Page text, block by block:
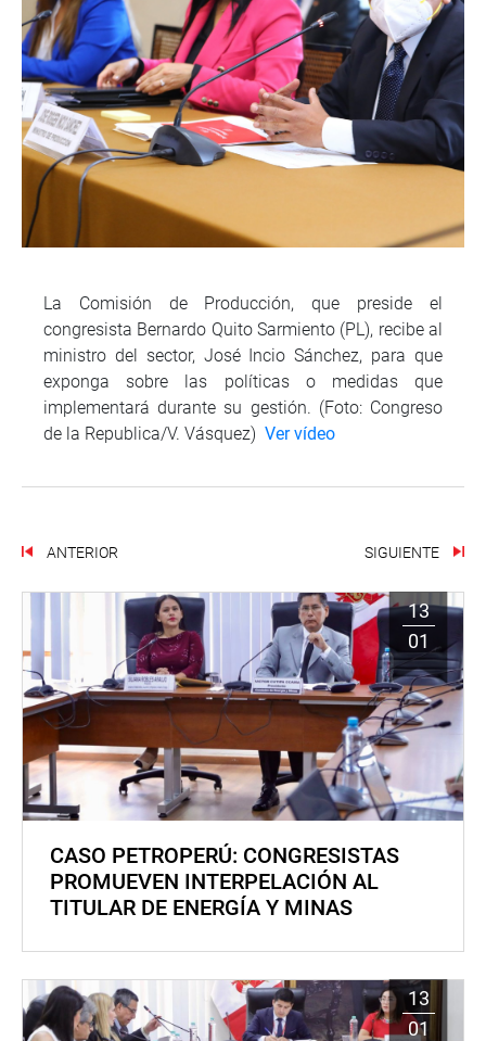
La Comisión de Producción, que preside el
congresista Bernardo Quito Sarmiento (PL), recibe al
ministro del sector, José Incio Sánchez, para que
exponga sobre las políticas o medidas que
implementará durante su gestión. (Foto: Congreso
de la Republica/V. Vásquez) Ver vídeo
ANTERIOR SIGUIENTE
13
01
CASO PETROPERÚ: CONGRESISTAS
PROMUEVEN INTERPELACIÓN AL
TITULAR DE ENERGÍA Y MINAS
13
01